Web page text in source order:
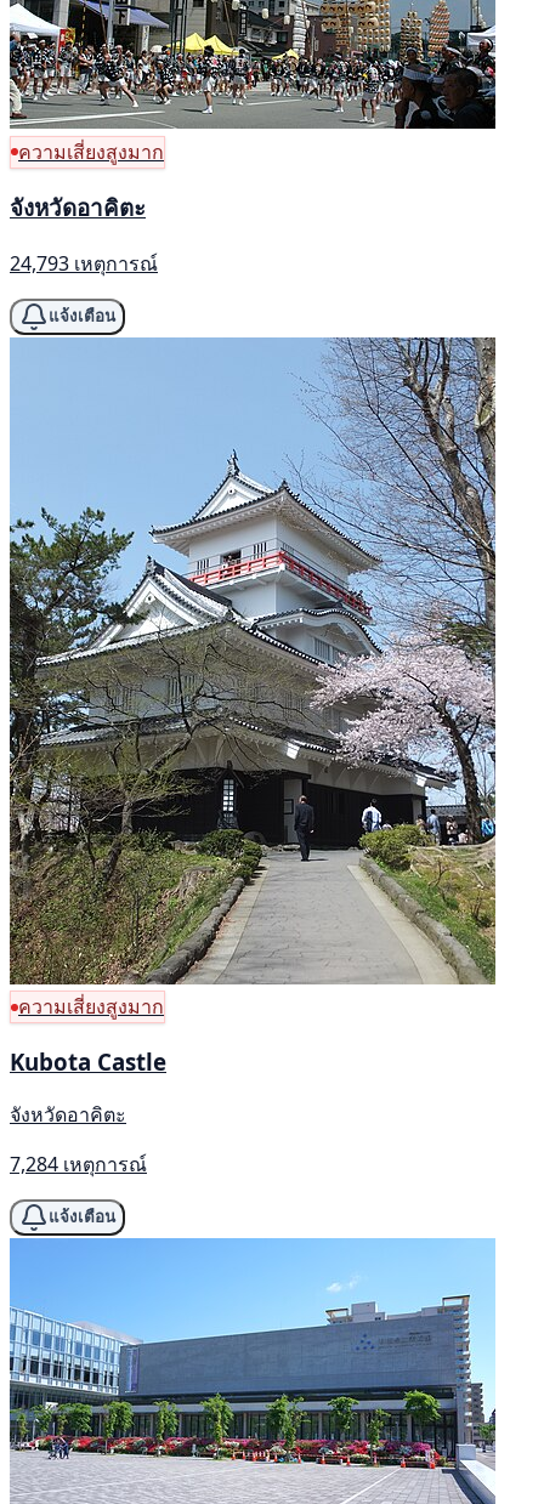
ความเสี่ยงสูงมาก
จังหวัดอาคิตะ
24,793 เหตุการณ์
แจ้งเตือน
ความเสี่ยงสูงมาก
Kubota Castle
จังหวัดอาคิตะ
7,284 เหตุการณ์
แจ้งเตือน